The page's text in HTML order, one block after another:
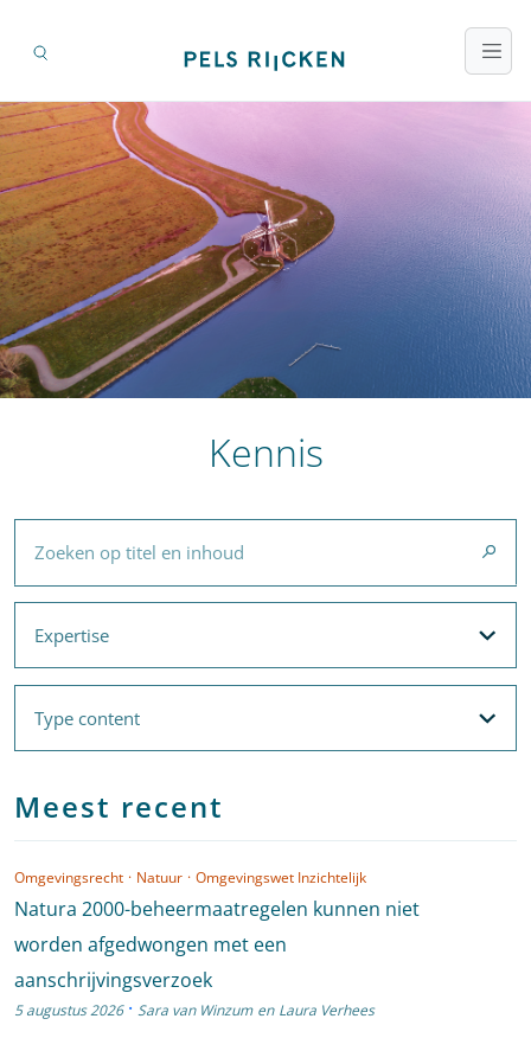
Kennis
Zoeken op titel en inhoud
Expertise
Expertise
Filteropties
Met filters voor
Expertise
en
Thema's
Type content
Type content
Filteropties
Meest recent
Omgevingsrecht · Natuur · Omgevingswet Inzichtelijk
Natura 2000-beheermaatregelen kunnen niet
worden afgedwongen met een
aanschrijvingsverzoek
5 augustus 2026 · Sara van Winzum en Laura Verhees